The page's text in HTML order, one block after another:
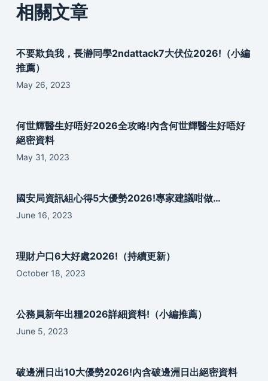
相關文章
不要欺負我，長瀞同學2ndattack7大伏位2026!（小編
推薦）
May 26, 2023
何世輝醫生好唔好2026全攻略!內含何世輝醫生好唔好
絕密資料
May 31, 2023
國安局資訊組心得5大優勢2026!專家建議咁做…
June 16, 2023
理財户口6大好處2026!（持續更新）
October 18, 2023
公務員新年出糧2026詳細資料!（小編推薦）
June 5, 2023
破邊洲日出10大優勢2026!內含破邊洲日出絕密資料